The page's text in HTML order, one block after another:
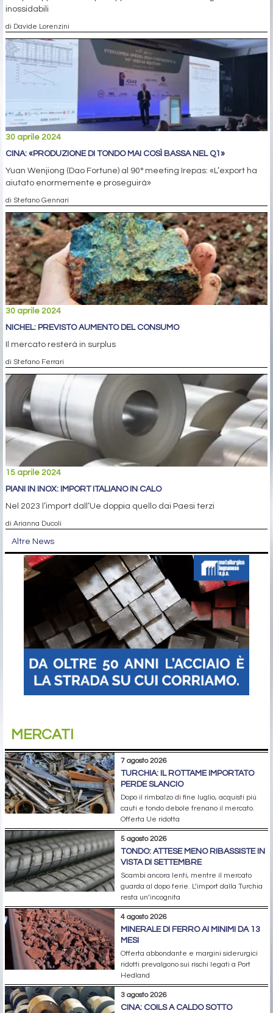
inossidabili
di Davide Lorenzini
30 aprile 2024
CINA: «PRODUZIONE DI TONDO MAI COSÌ BASSA NEL Q1»
Yuan Wenjiong (Dao Fortune) al 90° meeting Irepas: «L’export ha
aiutato enormemente e proseguirà»
di Stefano Gennari
30 aprile 2024
NICHEL: PREVISTO AUMENTO DEL CONSUMO
Il mercato resterà in surplus
di Stefano Ferrari
15 aprile 2024
PIANI IN INOX: IMPORT ITALIANO IN CALO
Nel 2023 l’import dall’Ue doppia quello dai Paesi terzi
di Arianna Ducoli
Altre News
MERCATI
7 agosto 2026
TURCHIA: IL ROTTAME IMPORTATO
PERDE SLANCIO
Dopo il rimbalzo di fine luglio, acquisti più
cauti e tondo debole frenano il mercato.
Offerta Ue ridotta
5 agosto 2026
TONDO: ATTESE MENO RIBASSISTE IN
VISTA DI SETTEMBRE
Scambi ancora lenti, mentre il mercato
guarda al dopo ferie. L’import dalla Turchia
resta un’incognita
4 agosto 2026
MINERALE DI FERRO AI MINIMI DA 13
MESI
Offerta abbondante e margini siderurgici
ridotti prevalgono sui rischi legati a Port
Hedland
3 agosto 2026
CINA: COILS A CALDO SOTTO